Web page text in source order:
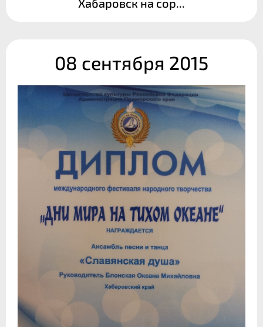
08 сентября 2015